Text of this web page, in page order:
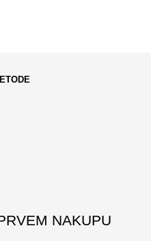
NAKUPU